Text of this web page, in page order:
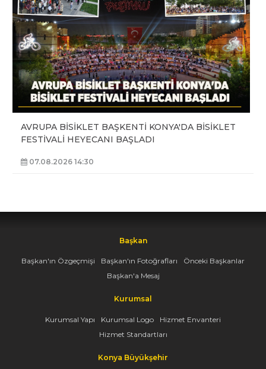
AVRUPA BİSİKLET BAŞKENTİ KONYA'DA BİSİKLET
FESTİVALİ HEYECANI BAŞLADI
07.08.2026 14:30
Başkan
Başkan'ın Özgeçmişi Başkan'ın Fotoğrafları
Önceki Başkanlar
Başkan'a Mesaj
Kurumsal
Kurumsal Yapı Kurumsal Logo
Hizmet Envanteri
Hizmet Standartları
Konya Büyükşehir